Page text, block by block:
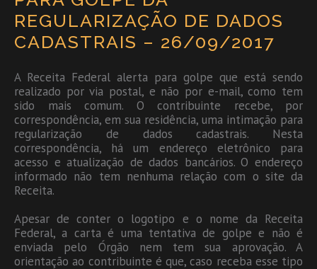
REGULARIZAÇÃO DE DADOS
CADASTRAIS – 26/09/2017
A Receita Federal alerta para golpe que está sendo
realizado por via postal, e não por e-mail, como tem
sido mais comum. O contribuinte recebe, por
correspondência, em sua residência, uma intimação para
regularização de dados cadastrais. Nesta
correspondência, há um endereço eletrônico para
acesso e atualização de dados bancários. O endereço
informado não tem nenhuma relação com o site da
Receita.
Apesar de conter o logotipo e o nome da Receita
Federal, a carta é uma tentativa de golpe e não é
enviada pelo Órgão nem tem sua aprovação. A
orientação ao contribuinte é que, caso receba esse tipo